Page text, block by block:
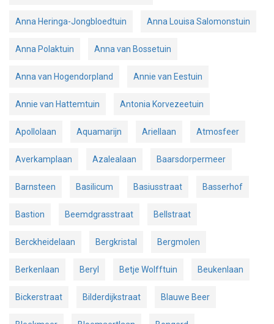
Anna Heringa-Jongbloedtuin Anna Louisa Salomonstuin
Anna Polaktuin Anna van Bossetuin
Anna van Hogendorpland Annie van Eestuin
Annie van Hattemtuin Antonia Korvezeetuin
Apollolaan Aquamarijn Ariellaan Atmosfeer
Averkamplaan Azalealaan Baarsdorpermeer
Barnsteen Basilicum Basiusstraat Basserhof
Bastion Beemdgrasstraat Bellstraat
Berckheidelaan Bergkristal Bergmolen
Berkenlaan Beryl Betje Wolfftuin Beukenlaan
Bickerstraat Bilderdijkstraat Blauwe Beer